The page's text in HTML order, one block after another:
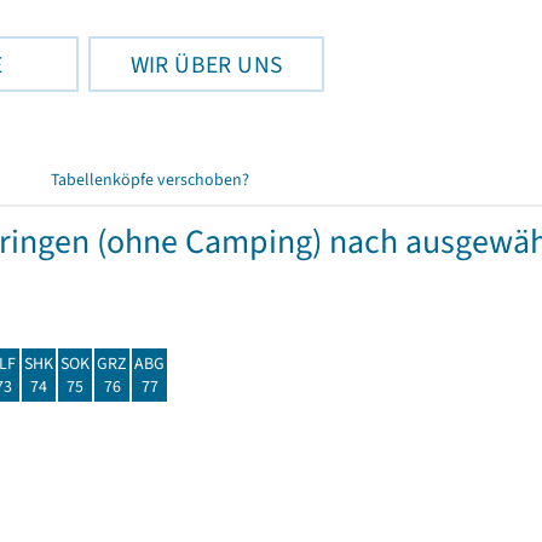
WIR ÜBER UNS
Tabellenköpfe verschoben?
(ohne Camping) nach
SHK
74
SOK
75
GRZ
76
ABG
77